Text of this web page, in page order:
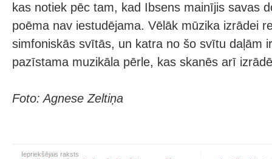
kas notiek pēc tam, kad Ibsens mainījis savas
poēma nav iestudējama. Vēlāk mūzika izrādei
simfoniskās svītās, un katra no šo svītu daļām
pazīstama muzikāla pērle, kas skanēs arī
Foto: Agnese Zeltiņa
Iepriekšējais raksts